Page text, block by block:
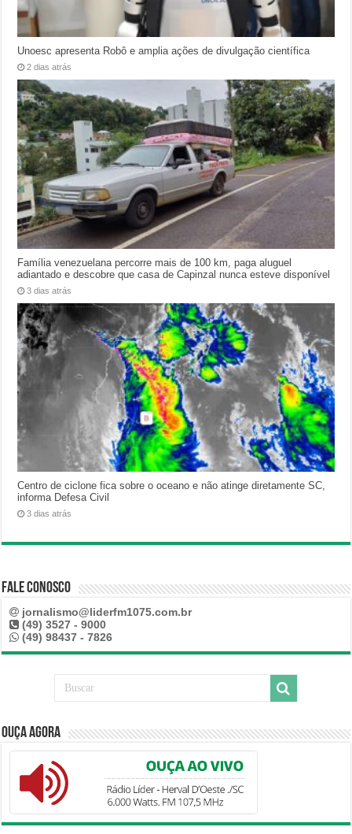
Unoesc apresenta Robô e amplia ações de divulgação científica
2 dias atrás
Família venezuelana percorre mais de 100 km, paga aluguel
adiantado e descobre que casa de Capinzal nunca esteve disponível
3 dias atrás
Centro de ciclone fica sobre o oceano e não atinge diretamente SC,
informa Defesa Civil
3 dias atrás
Fale Conosco
jornalismo@liderfm1075.com.br
(49) 3527 - 9000
(49) 98437 - 7826
Ouça Agora